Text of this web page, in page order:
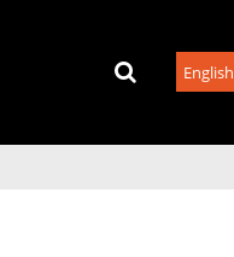
English